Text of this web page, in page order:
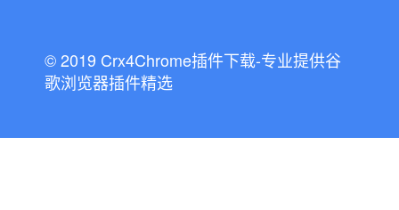
© 2019 Crx4Chrome插件下载-专业提供谷
歌浏览器插件精选